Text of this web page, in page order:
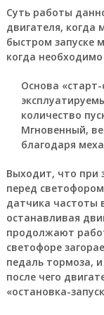
Суть работы
двигателя, когда
быстром запуске
когда
Основа
количество
Мгновенный,
благодаря
Выходит, что при
перед
датчика частоты
останавливая
продолжают
светофоре
педаль тормоза,
после чего
«остановка-